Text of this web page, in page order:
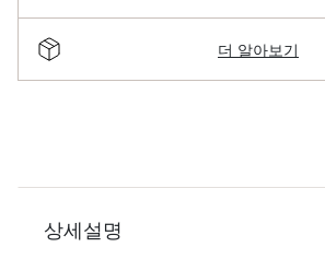
더 알아보기
상세설명